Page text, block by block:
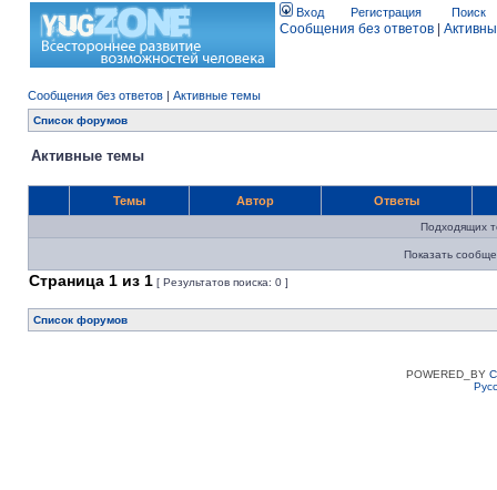
Вход Регистрация Поиск
Сообщения без ответов
Сообщения без ответов | Активные темы
Список форумов
Активные темы
Темы Автор Ответы
Подходящих
Показать
Страница 1 из 1 [ Результатов поиска: 0 ]
Список форумов
POWERED_BY